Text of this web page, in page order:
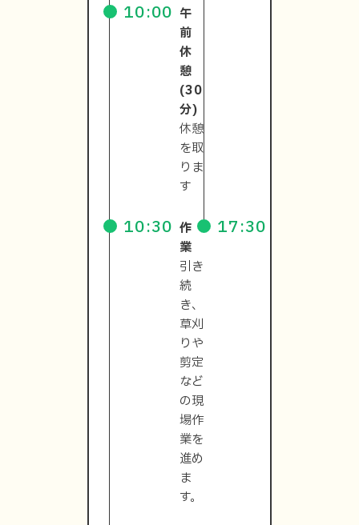
10:00 午
前
休
憩
(30
分)
休憩
を取
りま
す
10:30 作
業
引き
続
き、
草刈
りや
剪定
など
の現
場作
業を
進め
ま
す。
17:30